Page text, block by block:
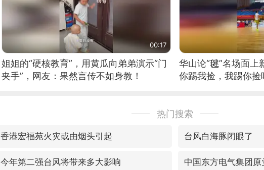
00:17
姐姐的“硬核教育”，用黄瓜向弟弟演示“门
夹手”，网友：果然言传不如身教！
华山论“毽”名场面上
你踢我捡，我踢你捡
热门搜索
香港宏福苑火灾或由烟头引起 台风白海豚闭眼了
今年第二强台风将带来多大影响